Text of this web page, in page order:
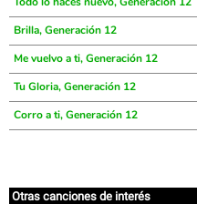
Brilla, Generación 12
Me vuelvo a ti, Generación 12
Tu Gloria, Generación 12
Corro a ti, Generación 12
Otras canciones de interés